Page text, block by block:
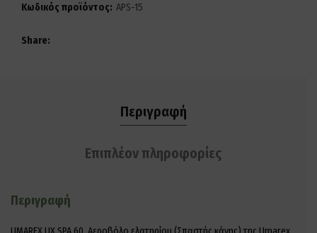
Κωδικός προϊόντος: APS-15
Share
Περιγραφή
Επιπλέον πληροφορίες
Περιγραφή